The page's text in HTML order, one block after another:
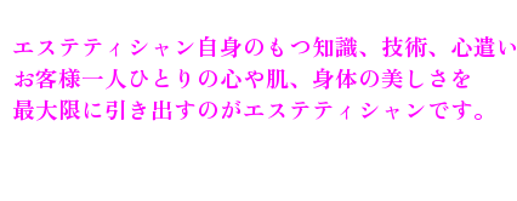
エステティシャン自身のもつ知識、技術、心遣い
お客様一人ひとりの心や肌、身体の美しさを
最大限に引き出すのがエステティシャンです。